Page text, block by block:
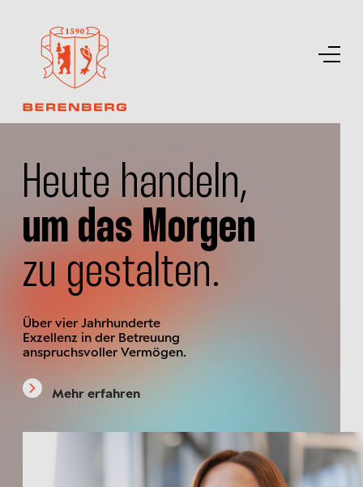
Heute handeln,
um das Morgen
zu gestalten.
Über vier Jahrhunderte
Exzellenz in der Betreuung
anspruchsvoller Vermögen.
Mehr erfahren